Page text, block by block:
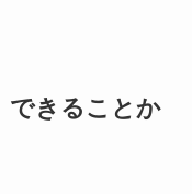
できることか